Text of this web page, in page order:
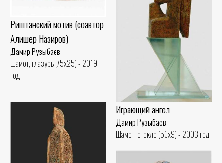
Риштанский мотив (соавтор
Алишер Назиров)
Дамир Рузыбаев
Шамот, глазурь (75x25) - 2019
год
Играющий ангел
Дамир Рузыбаев
Шамот, стекло (50x9) - 2003 год